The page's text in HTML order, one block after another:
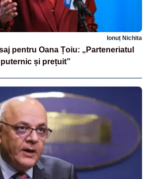
Ionuț Nichita
pentru Oana Țoiu: „Parteneriatul
și prețuit”